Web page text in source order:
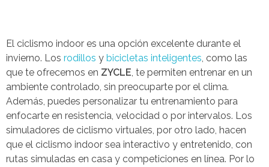
El ciclismo indoor es una opción excelente durante el
invierno. Los rodillos y bicicletas inteligentes, como las
que te ofrecemos en ZYCLE, te permiten entrenar en un
ambiente controlado, sin preocuparte por el clima.
Además, puedes personalizar tu entrenamiento para
enfocarte en resistencia, velocidad o por intervalos. Los
simuladores de ciclismo virtuales, por otro lado, hacen
que el ciclismo indoor sea interactivo y entretenido, con
rutas simuladas en casa y competiciones en línea. Por lo